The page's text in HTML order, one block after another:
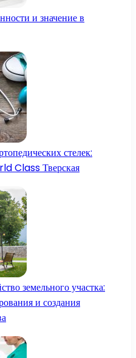
и значение в
стелек:
Class Тверская
земельного участка:
и создания